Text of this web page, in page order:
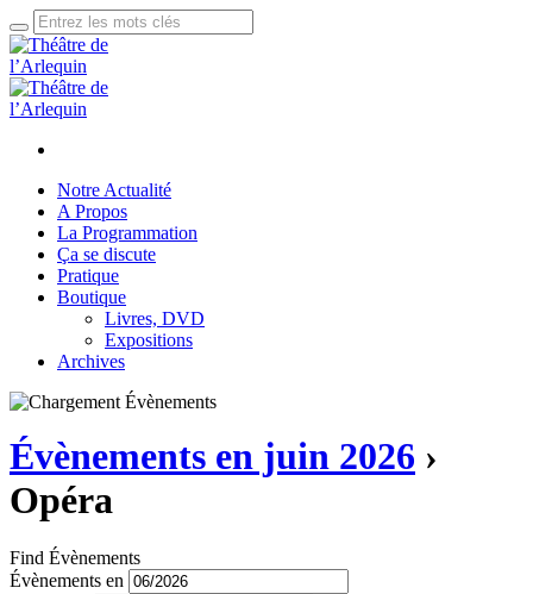
Notre Actualité
A Propos
La Programmation
Ça se discute
Pratique
Boutique
Livres, DVD
Expositions
Archives
Évènements en juin 2026 ›
Opéra
Find Évènements
Évènements en